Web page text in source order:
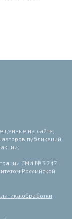
на сайте,
публикаций
СМИ № 3 247
Российской
обработки